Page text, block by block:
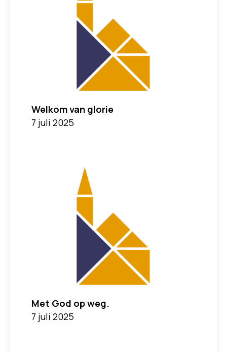
Welkom van glorie
7 juli 2025
Met God op weg.
7 juli 2025